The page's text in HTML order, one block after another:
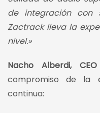
de integración con
Zactrack lleva la
nivel.»
Nacho Alberdi,
compromiso de la
continua: